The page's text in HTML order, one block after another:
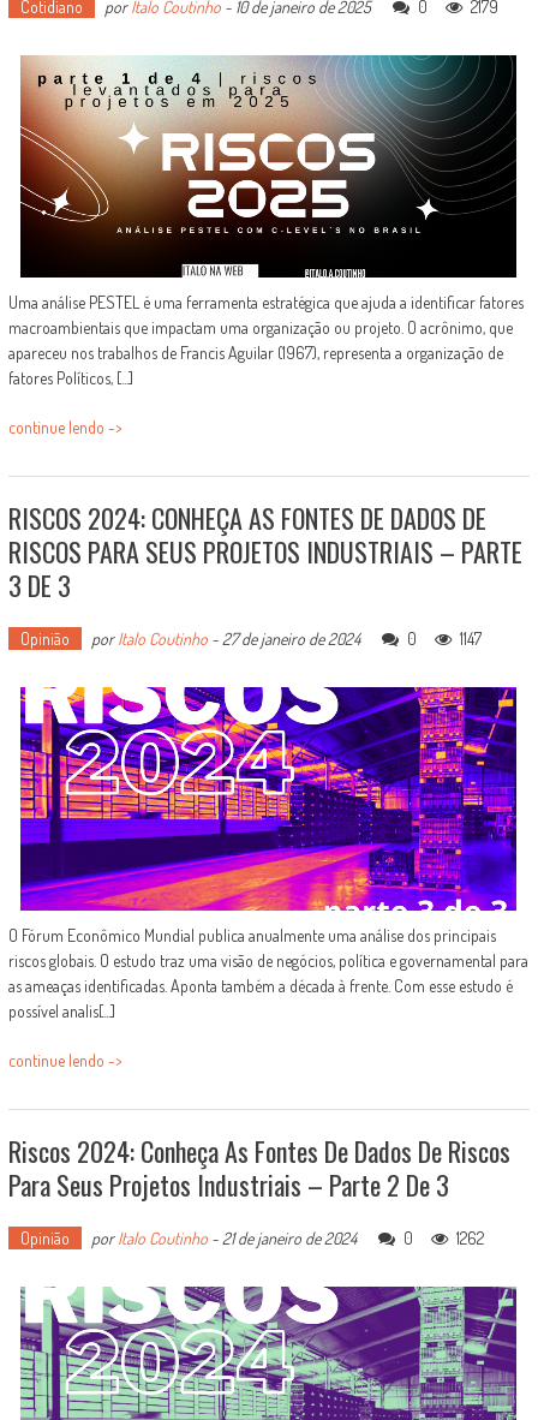
Cotidiano porItalo Coutinho- 10 de janeiro de 2025 0 2179
Uma análise PESTEL é uma ferramenta estratégica que ajuda a identificar fatores
macroambientais que impactam uma organização ou projeto. O acrônimo, que
apareceu nos trabalhos de Francis Aguilar (1967), representa a organização de
fatores Políticos, [...]
continue lendo ->
RISCOS 2024: CONHEÇA AS FONTES DE DADOS DE
RISCOS PARA SEUS PROJETOS INDUSTRIAIS – PARTE
3 DE 3
Opinião porItalo Coutinho-27 de janeiro de 2024 0 1147
O Fórum Econômico Mundial publica anualmente uma análise dos principais
riscos globais. O estudo traz uma visão de negócios, política e governamental para
as ameaças identificadas. Aponta também a década à frente. Com esse estudo é
possível analis[...]
continue lendo ->
Riscos 2024: Conheça As Fontes De Dados De Riscos
Para Seus Projetos Industriais – Parte 2 De 3
Opinião porItalo Coutinho-21 de janeiro de 2024 0 1262